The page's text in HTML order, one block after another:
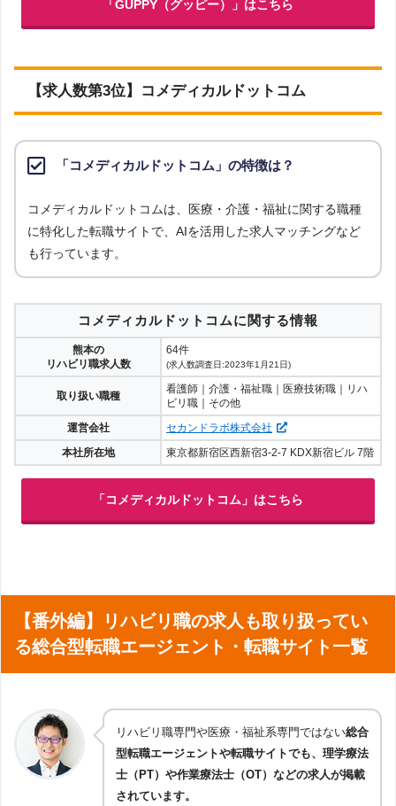
「GUPPY（グッピー）」はこちら
【求人数第3位】コメディカルドットコム
「コメディカルドットコム」の特徴は？
コメディカルドットコムは、医療・介護・福祉に関する職種
に特化した転職サイトで、AIを活用した求人マッチングなど
も行っています。
コメディカルドットコムに関する情報
熊本の
リハビリ職求人数
64件
(求人数調査日:2023年1月21日)
取り扱い職種
看護師｜介護・福祉職｜医療技術職｜リハ
ビリ職｜その他
運営会社
セカンドラボ株式会社
本社所在地
東京都新宿区西新宿3-2-7 KDX新宿ビル 7階
「コメディカルドットコム」はこちら
【番外編】リハビリ職の求人も取り扱ってい
る総合型転職エージェント・転職サイト一覧
リハビリ職専門や医療・福祉系専門ではない総合
型転職エージェントや転職サイトでも、理学療法
士（PT）や作業療法士（OT）などの求人が掲載
されています。